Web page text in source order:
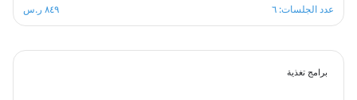
غذائية جديدة ويتابع برامج حميات يكتسب منها مهارات التنظيم
الصحي للمتناول الغذائي اليومي بما يتناسب مع حاجات جسمه من
الوزن.
عدد الجلسات: ٦ ٨٤٩ ر.س
برامج تغذية